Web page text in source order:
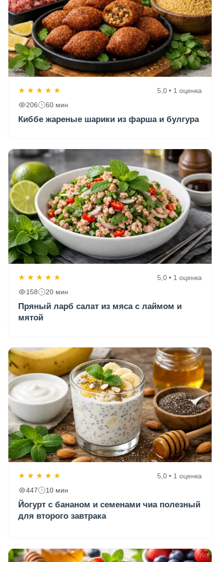
★ ★ ★ ★ ★
5,0 • 1 оценка
206
60 мин
Киббе жареные шарики из фарша и булгура
★ ★ ★ ★ ★
5,0 • 1 оценка
158
20 мин
Пряный ларб салат из мяса с лаймом и
мятой
★ ★ ★ ★ ★
5,0 • 1 оценка
447
10 мин
Йогурт с бананом и семенами чиа полезный
для второго завтрака